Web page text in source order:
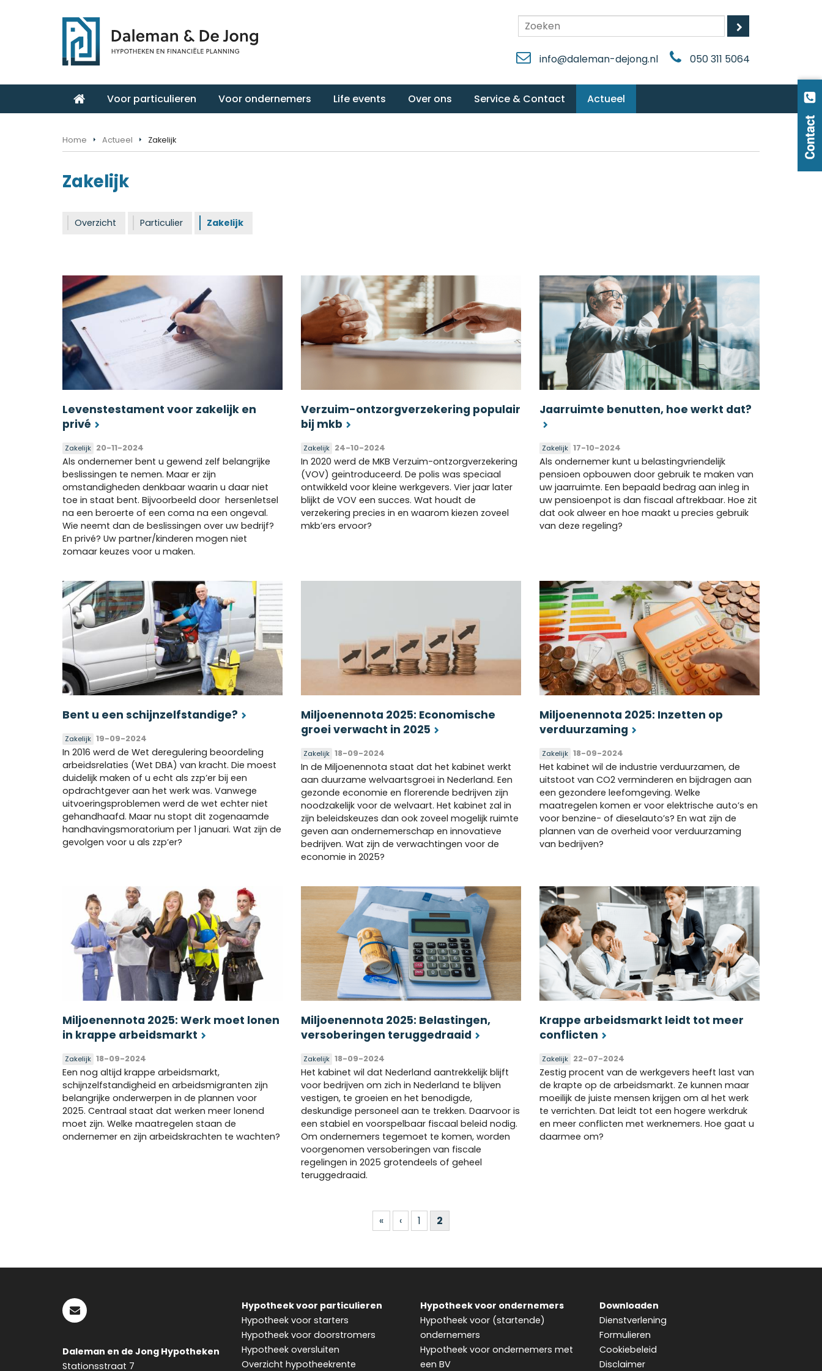
info@daleman-dejong.nl 050 311 5064
Voor particulieren Voor ondernemers Life events Over ons Service & Contact Actueel
Home Actueel Zakelijk
Zakelijk
Overzicht Particulier Zakelijk
Levenstestament voor zakelijk en
privé
Zakelijk 20-11-2024
Als ondernemer bent u gewend zelf belangrijke
beslissingen te nemen. Maar er zijn
omstandigheden denkbaar waarin u daar niet
toe in staat bent. Bijvoorbeeld door hersenletsel
na een beroerte of een coma na een ongeval.
Wie neemt dan de beslissingen over uw bedrijf?
En privé? Uw partner/kinderen mogen niet
zomaar keuzes voor u maken.
Verzuim-ontzorgverzekering populair
bij mkb
Zakelijk 24-10-2024
In 2020 werd de MKB Verzuim-ontzorgverzekering
(VOV) geïntroduceerd. De polis was speciaal
ontwikkeld voor kleine werkgevers. Vier jaar later
blijkt de VOV een succes. Wat houdt de
verzekering precies in en waarom kiezen zoveel
mkb’ers ervoor?
Jaarruimte benutten, hoe werkt dat?
Zakelijk 17-10-2024
Als ondernemer kunt u belastingvriendelijk
pensioen opbouwen door gebruik te maken van
uw jaarruimte. Een bepaald bedrag aan inleg in
uw pensioenpot is dan fiscaal aftrekbaar. Hoe zit
dat ook alweer en hoe maakt u precies gebruik
van deze regeling?
Bent u een schijnzelfstandige?
Zakelijk 19-09-2024
In 2016 werd de Wet deregulering beoordeling
arbeidsrelaties (Wet DBA) van kracht. Die moest
duidelijk maken of u echt als zzp’er bij een
opdrachtgever aan het werk was. Vanwege
uitvoeringsproblemen werd de wet echter niet
gehandhaafd. Maar nu stopt dit zogenaamde
handhavingsmoratorium per 1 januari. Wat zijn de
gevolgen voor u als zzp’er?
Miljoenennota 2025: Economische
groei verwacht in 2025
Zakelijk 18-09-2024
In de Miljoenennota staat dat het kabinet werkt
aan duurzame welvaartsgroei in Nederland. Een
gezonde economie en florerende bedrijven zijn
noodzakelijk voor de welvaart. Het kabinet zal in
zijn beleidskeuzes dan ook zoveel mogelijk ruimte
geven aan ondernemerschap en innovatieve
bedrijven. Wat zijn de verwachtingen voor de
economie in 2025?
Miljoenennota 2025: Inzetten op
verduurzaming
Zakelijk 18-09-2024
Het kabinet wil de industrie verduurzamen, de
uitstoot van CO2 verminderen en bijdragen aan
een gezondere leefomgeving. Welke
maatregelen komen er voor elektrische auto’s en
voor benzine- of dieselauto’s? En wat zijn de
plannen van de overheid voor verduurzaming
van bedrijven?
Miljoenennota 2025: Werk moet lonen
in krappe arbeidsmarkt
Zakelijk 18-09-2024
Een nog altijd krappe arbeidsmarkt,
schijnzelfstandigheid en arbeidsmigranten zijn
belangrijke onderwerpen in de plannen voor
2025. Centraal staat dat werken meer lonend
moet zijn. Welke maatregelen staan de
ondernemer en zijn arbeidskrachten te wachten?
Miljoenennota 2025: Belastingen,
versoberingen teruggedraaid
Zakelijk 18-09-2024
Het kabinet wil dat Nederland aantrekkelijk blijft
voor bedrijven om zich in Nederland te blijven
vestigen, te groeien en het benodigde,
deskundige personeel aan te trekken. Daarvoor is
een stabiel en voorspelbaar fiscaal beleid nodig.
Om ondernemers tegemoet te komen, worden
voorgenomen versoberingen van fiscale
regelingen in 2025 grotendeels of geheel
teruggedraaid.
Krappe arbeidsmarkt leidt tot meer
conflicten
Zakelijk 22-07-2024
Zestig procent van de werkgevers heeft last van
de krapte op de arbeidsmarkt. Ze kunnen maar
moeilijk de juiste mensen krijgen om al het werk
te verrichten. Dat leidt tot een hogere werkdruk
en meer conflicten met werknemers. Hoe gaat u
daarmee om?
« ‹ 1 2
Daleman en de Jong Hypotheken
Stationsstraat 7
Hypotheek voor particulieren
Hypotheek voor starters
Hypotheek voor doorstromers
Hypotheek oversluiten
Overzicht hypotheekrente
Hypotheek voor ondernemers
Hypotheek voor (startende)
ondernemers
Hypotheek voor ondernemers met
een BV
Downloaden
Dienstverlening
Formulieren
Cookiebeleid
Disclaimer